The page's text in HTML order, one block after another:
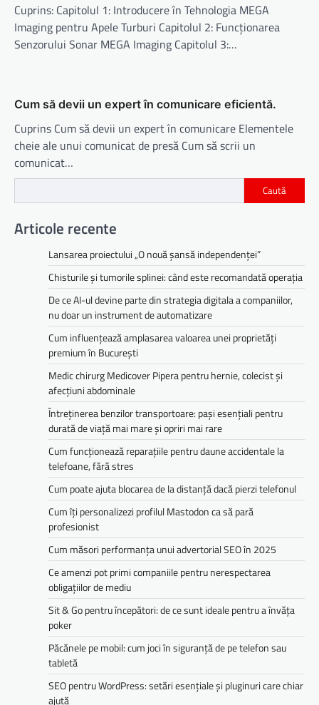
Cuprins: Capitolul 1: Introducere în Tehnologia MEGA
Imaging pentru Apele Turburi Capitolul 2: Funcționarea
Senzorului Sonar MEGA Imaging Capitolul 3:…
Cum să devii un expert în comunicare eficientă.
Cuprins Cum să devii un expert în comunicare Elementele
cheie ale unui comunicat de presă Cum să scrii un
comunicat…
Caută
Articole recente
Lansarea proiectului „O nouă șansă independenței”
Chisturile și tumorile splinei: când este recomandată operația
De ce AI-ul devine parte din strategia digitala a companiilor,
nu doar un instrument de automatizare
Cum influențează amplasarea valoarea unei proprietăți
premium în București
Medic chirurg Medicover Pipera pentru hernie, colecist și
afecțiuni abdominale
Întreținerea benzilor transportoare: pași esențiali pentru
durată de viață mai mare și opriri mai rare
Cum funcționează reparațiile pentru daune accidentale la
telefoane, fără stres
Cum poate ajuta blocarea de la distanță dacă pierzi telefonul
Cum îți personalizezi profilul Mastodon ca să pară
profesionist
Cum măsori performanța unui advertorial SEO în 2025
Ce amenzi pot primi companiile pentru nerespectarea
obligațiilor de mediu­­
Sit & Go pentru începători: de ce sunt ideale pentru a învăța
poker
Păcănele pe mobil: cum joci în siguranță de pe telefon sau
tabletă
SEO pentru WordPress: setări esențiale și pluginuri care chiar
ajută